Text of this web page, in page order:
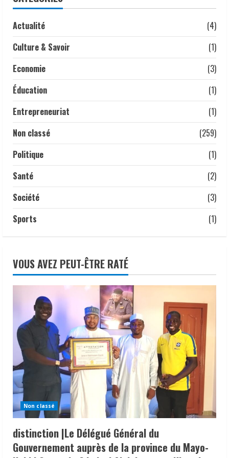
violences d’État
Actualité
(4)
Culture & Savoir
(1)
Economie
(3)
Éducation
(1)
Entrepreneuriat
(1)
Non classé
(259)
Politique
(1)
Santé
(2)
Société
(3)
Sports
(1)
VOUS AVEZ PEUT-ÊTRE RATÉ
Non classé
distinction |Le Délégué Général du
Gouvernement auprès de la province du Mayo-